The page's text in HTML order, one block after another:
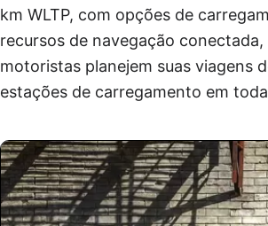
km WLTP, com opções de
recursos de navegação
motoristas planejem suas viagens
estações de carregamento em